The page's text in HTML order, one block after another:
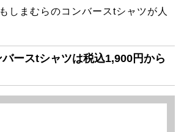
しまむらのコンバースtシャツが人
バースtシャツは税込1,900円から